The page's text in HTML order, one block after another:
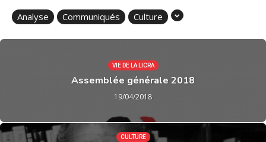
Antiraciste
1927
Analyse Communiqués Culture
VIE DE LA LICRA
Assemblée générale 2018
19/04/2018
CULTURE